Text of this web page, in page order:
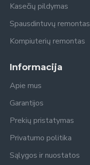
Kasečių pildymas
Spausdintuvų remontas
Kompiuterių remontas
Informacija
Apie mus
Garantijos
Prekių pristatymas
Privatumo politika
Sąlygos ir nuostatos